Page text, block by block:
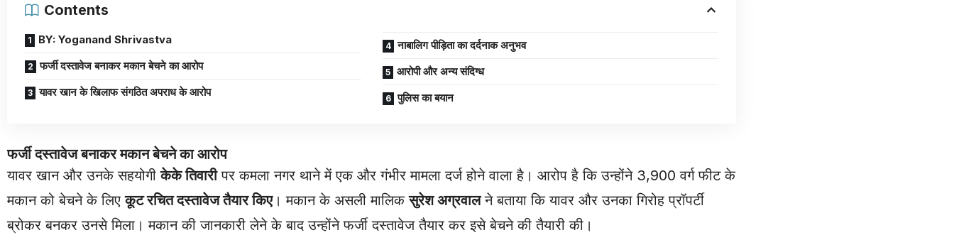
Contents
BY: Yoganand Shrivastva
फर्जी दस्तावेज बनाकर मकान बेचने का आरोप
यावर खान के खिलाफ संगठित अपराध के आरोप
नाबालिग पीड़िता का दर्दनाक अनुभव
आरोपी और अन्य संदिग्ध
पुलिस का बयान
फर्जी दस्तावेज बनाकर मकान बेचने का आरोप
यावर खान और उनके सहयोगीकेके तिवारीपर कमला नगर थाने में एक और गंभीर मामला दर्ज होने वाला है। आरोप है कि उन्होंने 3,900 वर्ग फीट के
मकान को बेचने के लिएकूट रचित दस्तावेज तैयार किए। मकान के असली मालिकसुरेश अग्रवालने बताया कि यावर और उनका गिरोह प्रॉपर्टी
ब्रोकर बनकर उनसे मिला। मकान की जानकारी लेने के बाद उन्होंने फर्जी दस्तावेज तैयार कर इसे बेचने की तैयारी की।